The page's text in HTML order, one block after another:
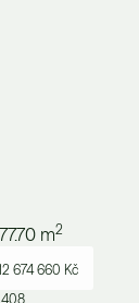
77.70 m2
674 660 Kč